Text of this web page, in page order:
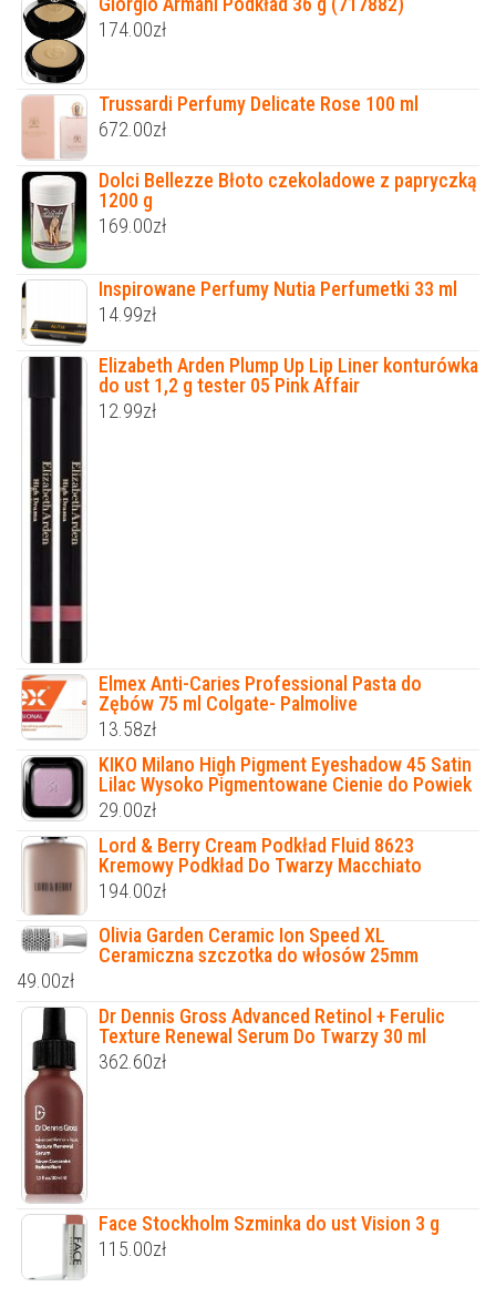
174.00zł
Trussardi Perfumy Delicate Rose 100 ml
672.00zł
Dolci Bellezze Błoto czekoladowe z papryczką
1200 g
169.00zł
Inspirowane Perfumy Nutia Perfumetki 33 ml
14.99zł
Elizabeth Arden Plump Up Lip Liner konturówka
do ust 1,2 g tester 05 Pink Affair
12.99zł
Elmex Anti-Caries Professional Pasta do
Zębów 75 ml Colgate- Palmolive
13.58zł
KIKO Milano High Pigment Eyeshadow 45 Satin
Lilac Wysoko Pigmentowane Cienie do Powiek
29.00zł
Lord & Berry Cream Podkład Fluid 8623
Kremowy Podkład Do Twarzy Macchiato
194.00zł
Olivia Garden Ceramic Ion Speed XL
Ceramiczna szczotka do włosów 25mm
49.00zł
Dr Dennis Gross Advanced Retinol + Ferulic
Texture Renewal Serum Do Twarzy 30 ml
362.60zł
Face Stockholm Szminka do ust Vision 3 g
115.00zł